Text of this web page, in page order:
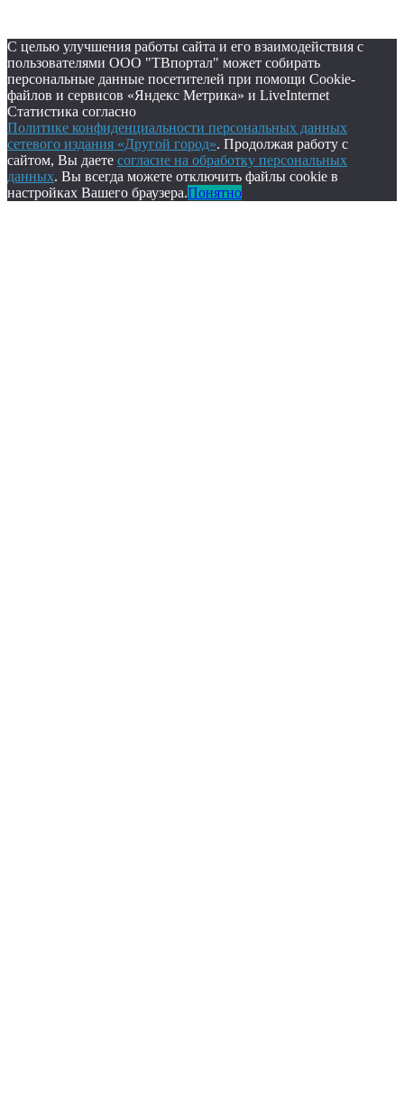
С целью улучшения работы сайта и его взаимодействия с
пользователями ООО "ТВпортал" может собирать
персональные данные посетителей при помощи Cookie-
файлов и сервисов «Яндекс Метрика» и LiveInternet
Статистика согласно
Политике конфиденциальности персональных данных
сетевого издания «Другой город». Продолжая работу с
сайтом, Вы даете согласие на обработку персональных
данных. Вы всегда можете отключить файлы cookie в
настройках Вашего браузера.Понятно